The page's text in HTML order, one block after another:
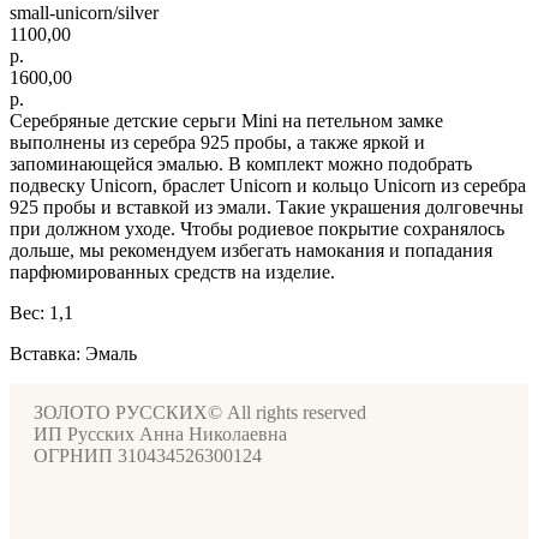
small-unicorn/silver
1100,00
р.
1600,00
р.
Серебряные детские серьги Mini на петельном замке
выполнены из серебра 925 пробы, а также яркой и
запоминающейся эмалью. В комплект можно подобрать
подвеску Unicorn, браслет Unicorn и кольцо Unicorn из серебра
925 пробы и вставкой из эмали. Такие украшения долговечны
при должном уходе. Чтобы родиевое покрытие сохранялось
дольше, мы рекомендуем избегать намокания и попадания
парфюмированных средств на изделие.
Вес: 1,1
Вставка: Эмаль
ЗОЛОТО РУССКИХ© All rights reserved
ИП Русских Анна Николаевна
ОГРНИП 310434526300124